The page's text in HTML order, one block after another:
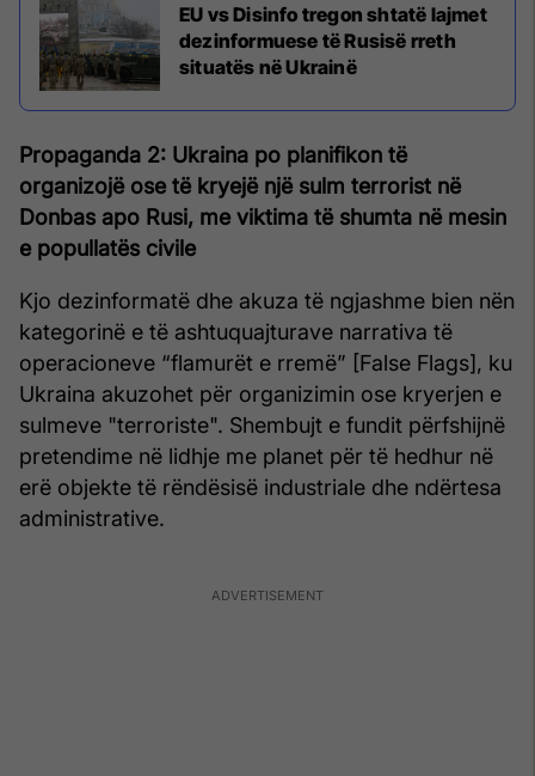
EU vs Disinfo tregon shtatë lajmet
dezinformuese të Rusisë rreth
situatës në Ukrainë
Propaganda 2: Ukraina po planifikon të
organizojë ose të kryejë një sulm terrorist në
Donbas apo Rusi, me viktima të shumta në mesin
e popullatës civile
Kjo dezinformatë dhe akuza të ngjashme bien nën
kategorinë e të ashtuquajturave narrativa të
operacioneve “flamurët e rremë” [False Flags], ku
Ukraina akuzohet për organizimin ose kryerjen e
sulmeve "terroriste". Shembujt e fundit përfshijnë
pretendime në lidhje me planet për të hedhur në
erë objekte të rëndësisë industriale dhe ndërtesa
administrative.